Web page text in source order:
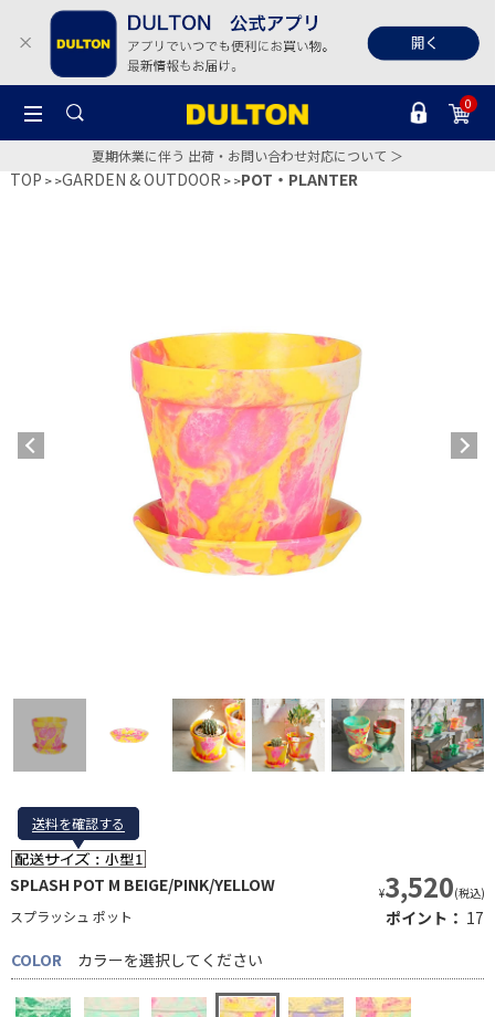
0
夏期休業に伴う 出荷・お問い合わせ対応について ＞
TOP >GARDEN & OUTDOOR >POT・PLANTER
送料を確認する
送料を確認する
SPLASH POT M BEIGE/PINK/YELLOW
スプラッシュ ポット
¥3,520(税込)
ポイント： 17
COLOR
カラーを選択してください